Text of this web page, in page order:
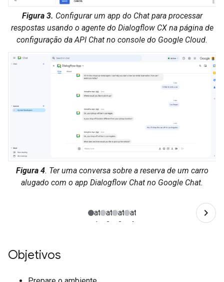
Figura 3. Configurar um app do Chat para processar
respostas usando o agente do Dialogflow CX na página de
configuração da API Chat no console do Google Cloud.
Figura 4. Ter uma conversa sobre a reserva de um carro
alugado com o app Dialogflow Chat no Google Chat.
Objetivos